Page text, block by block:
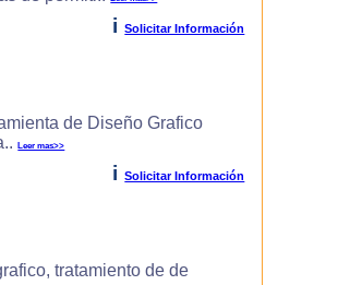
i Solicitar Información
de Diseño Grafico
Leer mas>>
i Solicitar Información
tratamiento de de